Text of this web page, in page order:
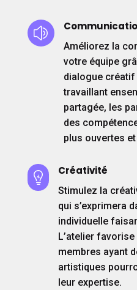
z
Améliorez la
votre équipe
dialogue créatif
travaillant
partagée, les
des
plus ouvertes
 Créativité
Stimulez la
qui s’exprimera
individuelle
L’atelier
membres ayant
artistiques
leur expertise.